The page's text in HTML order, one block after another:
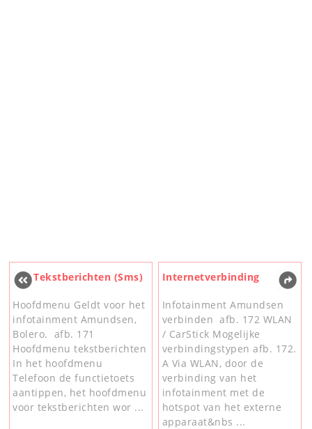
Tekstberichten (Sms)
Hoofdmenu Geldt voor het
infotainment Amundsen,
Bolero. afb. 171
Hoofdmenu tekstberichten
In het hoofdmenu
Telefoon de functietoets
aantippen, het hoofdmenu
voor tekstberichten wor ...
Internetverbinding
Infotainment Amundsen
verbinden afb. 172 WLAN
/ CarStick Mogelijke
verbindingstypen afb. 172.
A Via WLAN, door de
verbinding van het
infotainment met de
hotspot van het externe
apparaat&nbs ...